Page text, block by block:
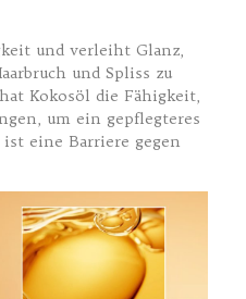
und verleiht Glanz,
und Spliss zu
Kokosöl die Fähigkeit,
um ein gepflegteres
eine Barriere gegen